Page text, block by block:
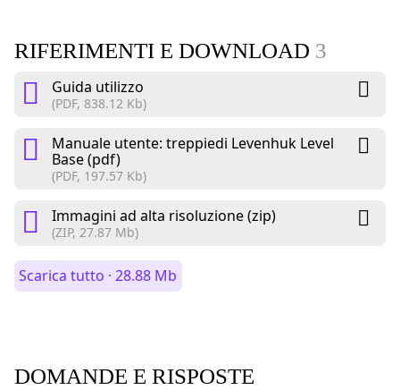
RIFERIMENTI E DOWNLOAD 3
Guida utilizzo
(PDF, 838.12 Kb)
Manuale utente: treppiedi Levenhuk Level
Base (pdf)
(PDF, 197.57 Kb)
Immagini ad alta risoluzione (zip)
(ZIP, 27.87 Mb)
Scarica tutto · 28.88 Mb
DOMANDE E RISPOSTE